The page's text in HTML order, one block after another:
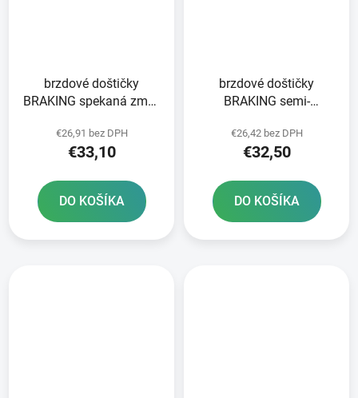
brzdové doštičky
BRAKING spekaná zmes
€26,91 bez DPH
€33,10
DO KOŠÍKA
brzdové doštičky
BRAKING semi-
ks v balení
€26,42 bez DPH
€32,50
DO KOŠÍKA